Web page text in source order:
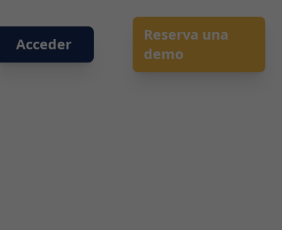
Acceder
Reserva una
demo